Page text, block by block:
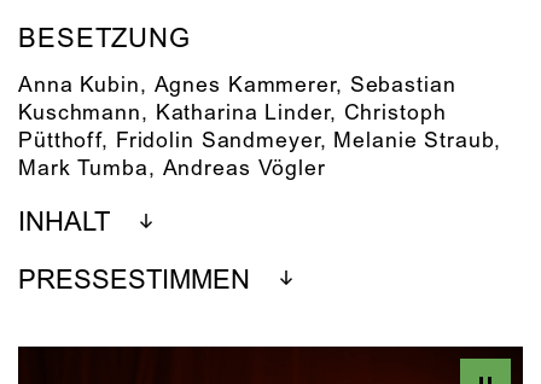
BESETZUNG
Anna Kubin, Agnes Kammerer, Sebastian
Kuschmann, Katharina Linder, Christoph
Pütthoff, Fridolin Sandmeyer, Melanie Straub,
Mark Tumba, Andreas Vögler
INHALT
PRESSESTIMMEN